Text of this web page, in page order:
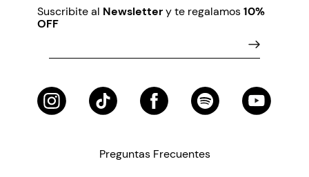
Suscribite al Newslettery te regalamos10%
OFF
Preguntas Frecuentes